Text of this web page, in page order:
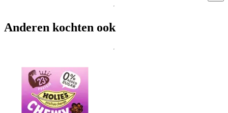
Anderen kochten ook